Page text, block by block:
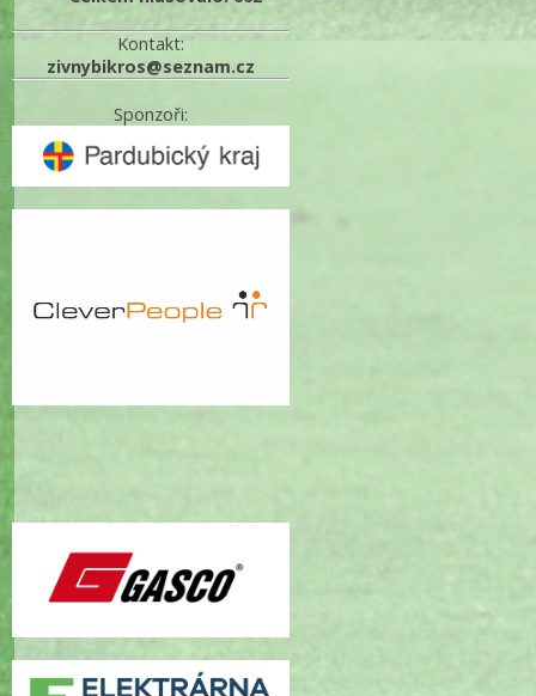
Kontakt:
zivnybikros@seznam.cz
Sponzoři: